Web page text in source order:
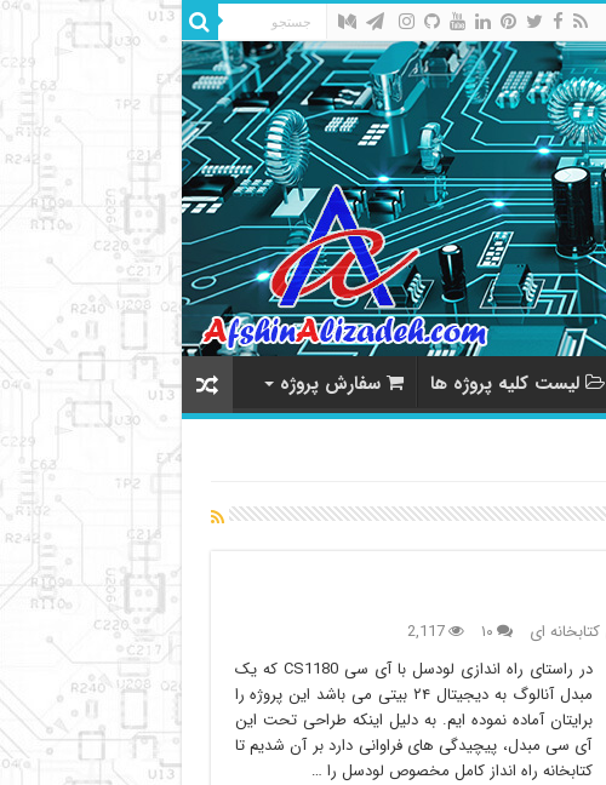
لیست کلیه پروژه ها سفارش پروژه
ای ۱۰
2,117
در راستای راه اندازی لودسل با آی سی CS1180 که یک
مبدل آنالوگ به دیجیتال ۲۴ بیتی می باشد این پروژه را
برایتان آماده نموده ایم. به دلیل اینکه طراحی تحت این
آی سی مبدل، پیچیدگی های فراوانی دارد بر آن شدیم تا
کتابخانه راه انداز کامل مخصوص لودسل را …